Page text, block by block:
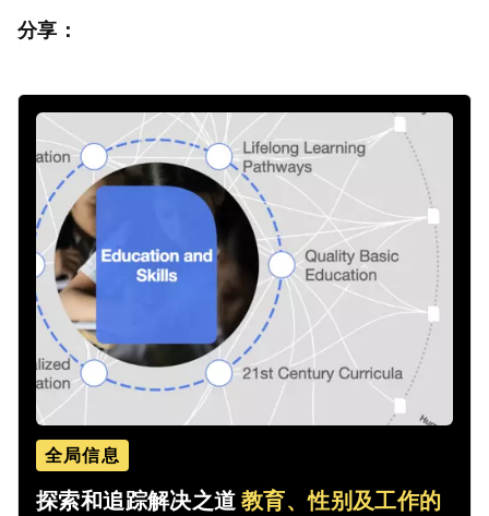
分享：
全局信息
探索和追踪解决之道教育、性别及工作的